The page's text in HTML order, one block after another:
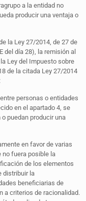
a la entidad no
producir una ventaja o
la Ley 27/2014, de 27 de
del día 28), la remisión al
Ley del Impuesto sobre
de la citada Ley 27/2014
personas o entidades
en el apartado 4, se
puedan producir una
en favor de varias
no fuera posible la
de los elementos
distribuir la
beneficiarias de
a criterios de racionalidad.